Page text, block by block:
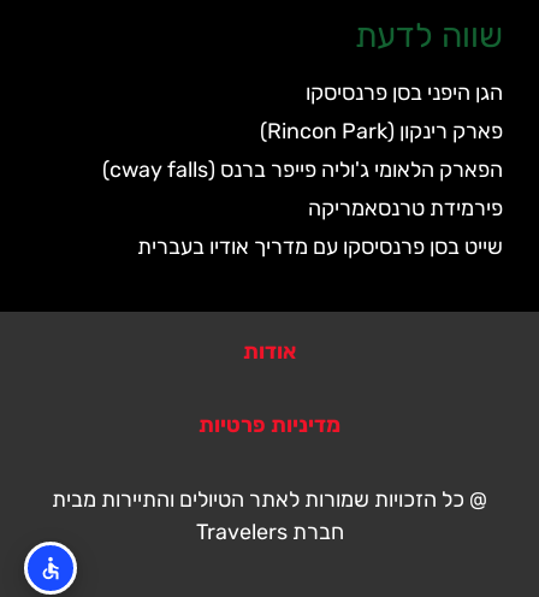
שווה לדעת
הגן היפני בסן פרנסיסקו
פארק רינקון (Rincon Park)
הפארק הלאומי ג'וליה פייפר ברנס (cway falls)
פירמידת טרנסאמריקה
שייט בסן פרנסיסקו עם מדריך אודיו בעברית
אודות
מדיניות פרטיות
@ כל הזכויות שמורות לאתר הטיולים והתיירות מבית
חברת Travelers